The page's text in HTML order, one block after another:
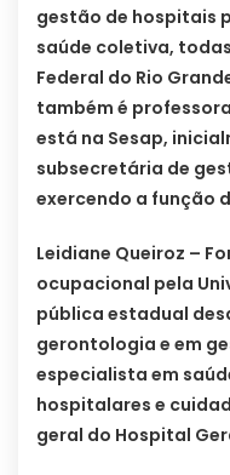
gestão de hospitais
saúde coletiva,
Federal do Rio
também é
está na Sesap,
subsecretária de
exercendo a função
Leidiane Queiroz –
ocupacional pela
pública estadual
gerontologia e em
especialista em
hospitalares e
geral do Hospital